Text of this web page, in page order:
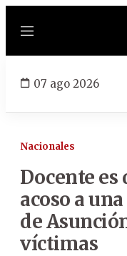
Menú
07 ago 2026
Nacionales
Docente
acoso a
de
víctimas